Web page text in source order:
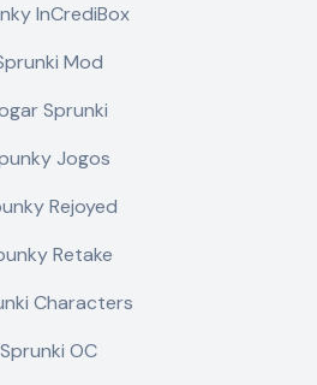
InCrediBox
Mod
Sprunki
Jogos
Rejoyed
Retake
Characters
Sprunki OC